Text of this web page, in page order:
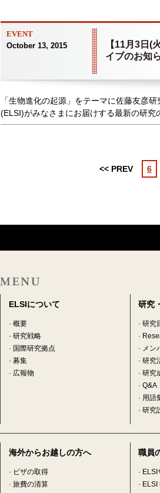
EVENT
October 13, 2015
【11月3日(
イブのお知
「生物進化の起源」をテーマに佐藤友彦
(ELSI)がみなさまにお届けする最新の研究
<< PREV 6
ELSIについて
· 概要
· 研究戦略
· 国際研究拠点
· 募集
· 広報物
研究
· 研究
·
· メン
· 研究
· 研究
· Q&A
· 用語
· 研究
海外からお越しの方へ
· ビザの取得
· 旅費の清算
職員
· ELSI
·